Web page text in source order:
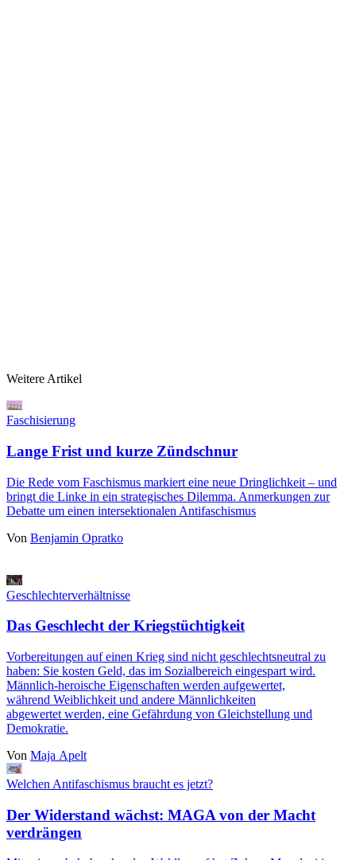
Weitere Artikel
Faschisierung
Lange Frist und kurze Zündschnur
Die Rede vom Faschismus markiert eine neue Dringlichkeit – und
bringt die Linke in ein strategisches Dilemma. Anmerkungen zur
Debatte um einen intersektionalen Antifaschismus
Von Benjamin Opratko
Geschlechterverhältnisse
Das Geschlecht der Kriegstüchtigkeit
Vorbereitungen auf einen Krieg sind nicht geschlechtsneutral zu
haben: Sie kosten Geld, das im Sozialbereich eingespart wird.
Männlich-heroische Eigenschaften werden aufgewertet,
während Weiblichkeit und andere Männlichkeiten
abgewertet werden, eine Gefährdung von Gleichstellung und
Demokratie.
Von Maja Apelt
Welchen Antifaschismus braucht es jetzt?
Der Widerstand wächst: MAGA von der Macht
verdrängen